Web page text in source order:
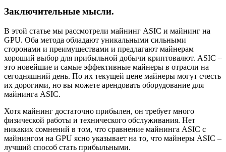
Заключительные мысли.
В этой статье мы рассмотрели майнинг ASIC и майнинг на
GPU. Оба метода обладают уникальными сильными
сторонами и преимуществами и предлагают майнерам
хороший выбор для прибыльной добычи криптовалют. ASIC –
это новейшие и самые эффективные майнеры в отрасли на
сегодняшний день. По их текущей цене майнеры могут счесть
их дорогими, но вы можете арендовать оборудование для
майнинга ASIC.
Хотя майнинг достаточно прибылен, он требует много
физической работы и технического обслуживания. Нет
никаких сомнений в том, что сравнение майнинга ASIC с
майнингом на GPU ясно указывает на то, что майнеры ASIC –
лучший способ стать прибыльными.